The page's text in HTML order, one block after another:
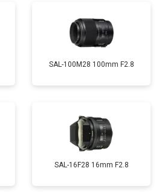
SAL-100M28 100mm F2.8
SAL-16F28 16mm F2.8